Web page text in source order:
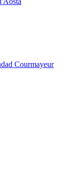
Courmayeur